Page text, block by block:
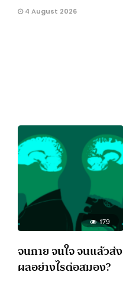
4 August 2026
179
จนกาย จนใจ จนแล้วส่ง
ผลอย่างไรต่อสมอง?